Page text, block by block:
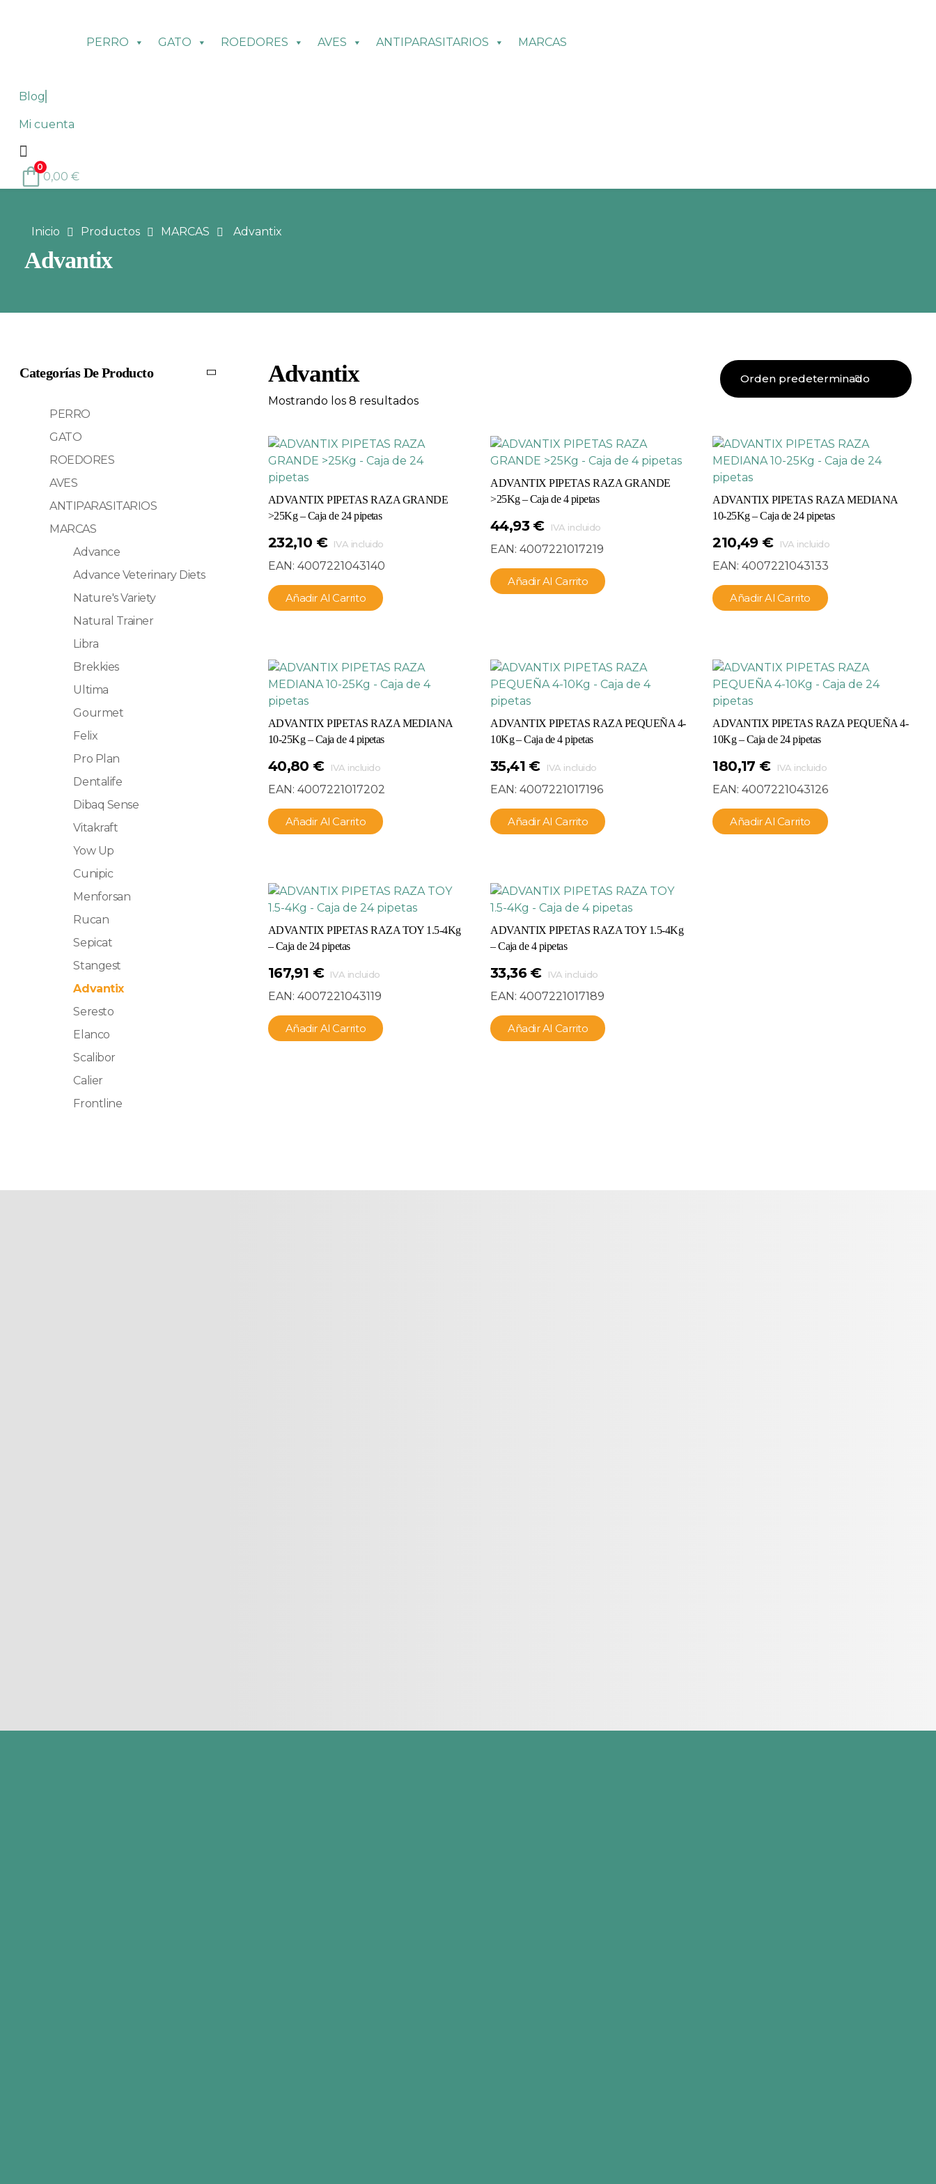
PERRO GATO ROEDORES AVES ANTIPARASITARIOS MARCAS
Blog
Mi cuenta
0
0,00 €
Inicio Productos MARCAS Advantix
Advantix
Advantix
Mostrando los 8 resultados
ADVANTIX PIPETAS RAZA GRANDE
>25Kg – Caja de 24 pipetas
232,10 € IVA incluido
EAN: 4007221043140
Añadir Al Carrito
ADVANTIX PIPETAS RAZA GRANDE
>25Kg – Caja de 4 pipetas
44,93 € IVA incluido
EAN:4007221017219
Añadir Al Carrito
ADVANTIX PIPETAS RAZA MEDIANA
10-25Kg – Caja de 24 pipetas
210,49 € IVA incluido
EAN:4007221043133
Añadir Al Carrito
ADVANTIX PIPETAS RAZA MEDIANA
10-25Kg – Caja de 4 pipetas
40,80 € IVA incluido
EAN: 4007221017202
Añadir Al Carrito
ADVANTIX PIPETAS RAZA PEQUEÑA 4-
10Kg – Caja de 4 pipetas
35,41 € IVA incluido
EAN:4007221017196
Añadir Al Carrito
ADVANTIX PIPETAS RAZA PEQUEÑA 4-
10Kg – Caja de 24 pipetas
180,17 € IVA incluido
EAN:4007221043126
Añadir Al Carrito
ADVANTIX PIPETAS RAZA TOY 1.5-4Kg
– Caja de 24 pipetas
167,91 € IVA incluido
EAN: 4007221043119
Añadir Al Carrito
ADVANTIX PIPETAS RAZA TOY 1.5-4Kg
– Caja de 4 pipetas
33,36 € IVA incluido
EAN:4007221017189
Añadir Al Carrito
Categorías De Producto
PERRO
GATO
ROEDORES
AVES
ANTIPARASITARIOS
MARCAS
Advance
Advance Veterinary Diets
Nature's Variety
Natural Trainer
Libra
Brekkies
Ultima
Gourmet
Felix
Pro Plan
Dentalife
Dibaq Sense
Vitakraft
Yow Up
Cunipic
Menforsan
Rucan
Sepicat
Stangest
Advantix
Seresto
Elanco
Scalibor
Calier
Frontline